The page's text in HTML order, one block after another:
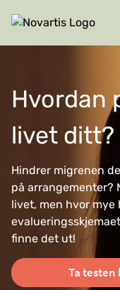
Site Logo
Hvordan
livet ditt?
Hindrer migrenen
på arrangementer?
livet, men hvor
finne det ut!
Ta testen